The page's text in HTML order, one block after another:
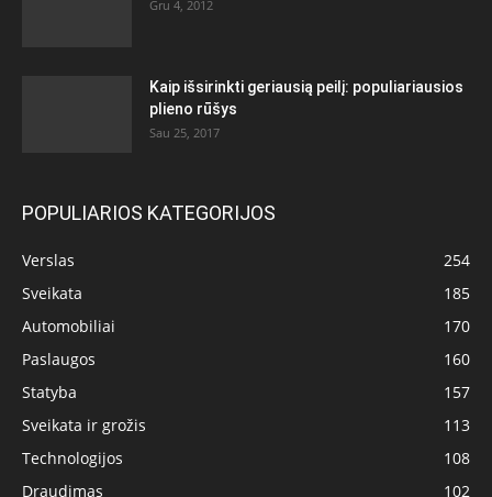
Gru 4, 2012
Kaip išsirinkti geriausią peilį: populiariausios
plieno rūšys
Sau 25, 2017
POPULIARIOS KATEGORIJOS
Verslas
254
Sveikata
185
Automobiliai
170
Paslaugos
160
Statyba
157
Sveikata ir grožis
113
Technologijos
108
Draudimas
102